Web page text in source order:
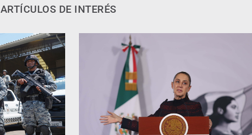
ARTÍCULOS DE INTERÉS